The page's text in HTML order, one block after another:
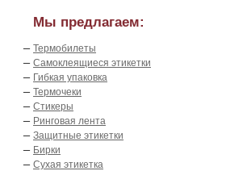
Мы предлагаем:
– Термобилеты
– Самоклеящиеся этикетки
– Гибкая упаковка
– Термочеки
– Стикеры
– Ринговая лента
– Защитные этикетки
– Бирки
– Сухая этикетка